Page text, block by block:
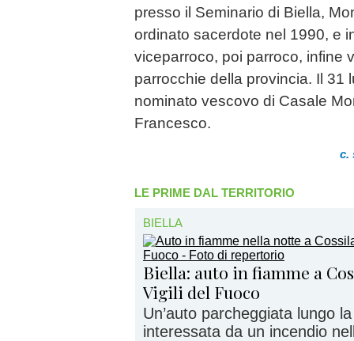
presso il Seminario di Biella,
ordinato sacerdote nel 1990, e
viceparroco, poi parroco, infine
parrocchie della provincia. Il 31
nominato vescovo di Casale
Francesco.
c.
LE PRIME DAL TERRITORIO
BIELLA
Biella: auto in fiamme a
Vigili del Fuoco
Un’auto parcheggiata lungo
interessata da un incendio